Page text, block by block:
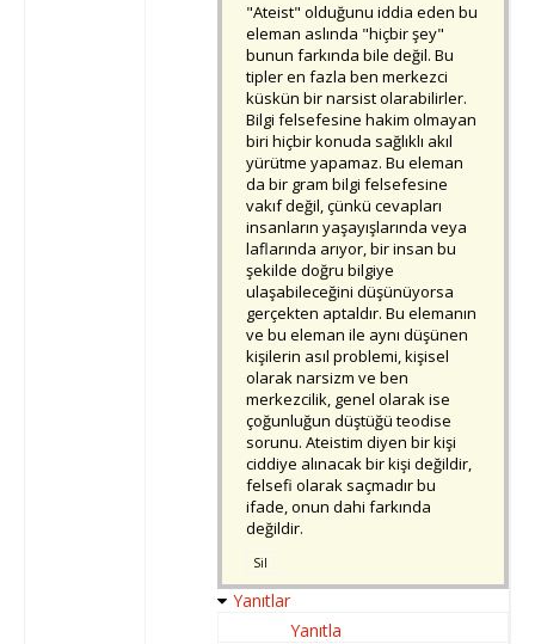
"Ateist" olduğunu iddia eden bu
eleman aslında "hiçbir şey"
bunun farkında bile değil. Bu
tipler en fazla ben merkezci
küskün bir narsist olarabilirler.
Bilgi felsefesine hakim olmayan
biri hiçbir konuda sağlıklı akıl
yürütme yapamaz. Bu eleman
da bir gram bilgi felsefesine
vakıf değil, çünkü cevapları
insanların yaşayışlarında veya
laflarında arıyor, bir insan bu
şekilde doğru bilgiye
ulaşabileceğini düşünüyorsa
gerçekten aptaldır. Bu elemanın
ve bu eleman ile aynı düşünen
kişilerin asıl problemi, kişisel
olarak narsizm ve ben
merkezcilik, genel olarak ise
çoğunluğun düştüğü teodise
sorunu. Ateistim diyen bir kişi
ciddiye alınacak bir kişi değildir,
felsefi olarak saçmadır bu
ifade, onun dahi farkında
değildir.
Sil
Yanıtlar
Yanıtla